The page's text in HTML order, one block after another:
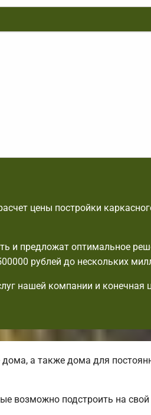
цены постройки
и предложат оптимальное
рублей до нескольких
нашей компании и конечная
а также дома для
возможно подстроить на свой